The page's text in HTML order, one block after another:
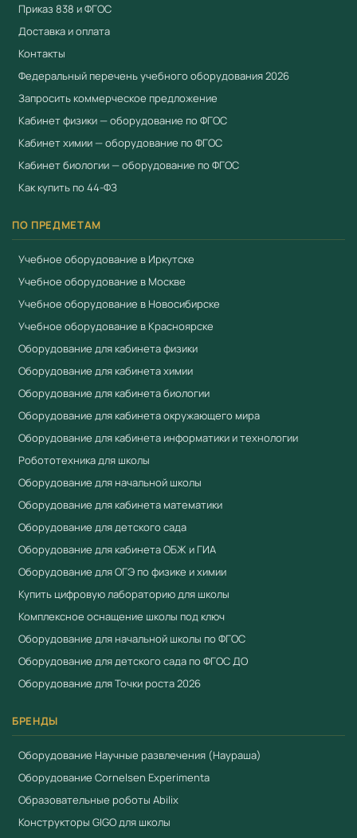
Приказ 838 и ФГОС
Доставка и оплата
Контакты
Федеральный перечень учебного оборудования 2026
Запросить коммерческое предложение
Кабинет физики — оборудование по ФГОС
Кабинет химии — оборудование по ФГОС
Кабинет биологии — оборудование по ФГОС
Как купить по 44-ФЗ
ПО ПРЕДМЕТАМ
Учебное оборудование в Иркутске
Учебное оборудование в Москве
Учебное оборудование в Новосибирске
Учебное оборудование в Красноярске
Оборудование для кабинета физики
Оборудование для кабинета химии
Оборудование для кабинета биологии
Оборудование для кабинета окружающего мира
Оборудование для кабинета информатики и технологии
Робототехника для школы
Оборудование для начальной школы
Оборудование для кабинета математики
Оборудование для детского сада
Оборудование для кабинета ОБЖ и ГИА
Оборудование для ОГЭ по физике и химии
Купить цифровую лабораторию для школы
Комплексное оснащение школы под ключ
Оборудование для начальной школы по ФГОС
Оборудование для детского сада по ФГОС ДО
Оборудование для Точки роста 2026
БРЕНДЫ
Оборудование Научные развлечения (Наураша)
Оборудование Cornelsen Experimenta
Образовательные роботы Abilix
Конструкторы GIGO для школы